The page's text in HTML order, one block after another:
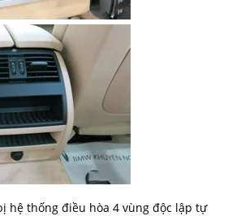
hệ thống điều hòa 4 vùng độc lập tự